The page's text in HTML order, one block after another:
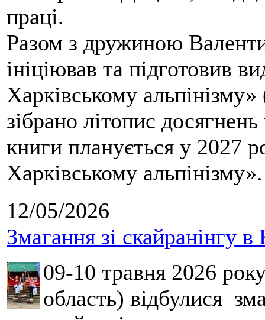
праці.
Разом з дружиною
ініціював та підготовив
Харківському
зібрано літопис
книги планується у 2027
Харківському альпінізму».
12/05/2026
Змагання зі скайранінгу в
09-10 травня 2026
область) відбулися